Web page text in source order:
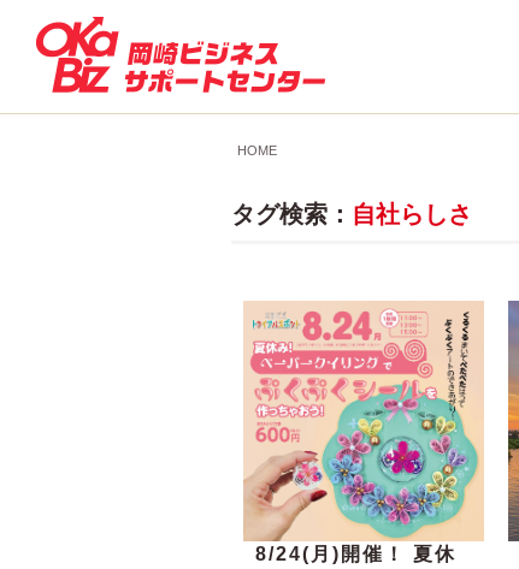
HOME
タグ検索： 自社らしさ
8/24(月)開催！ 夏休